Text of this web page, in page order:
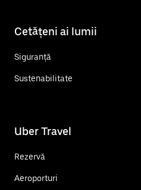
Cetățeni ai lumii
Siguranță
Sustenabilitate
Uber Travel
Rezervă
Aeroporturi